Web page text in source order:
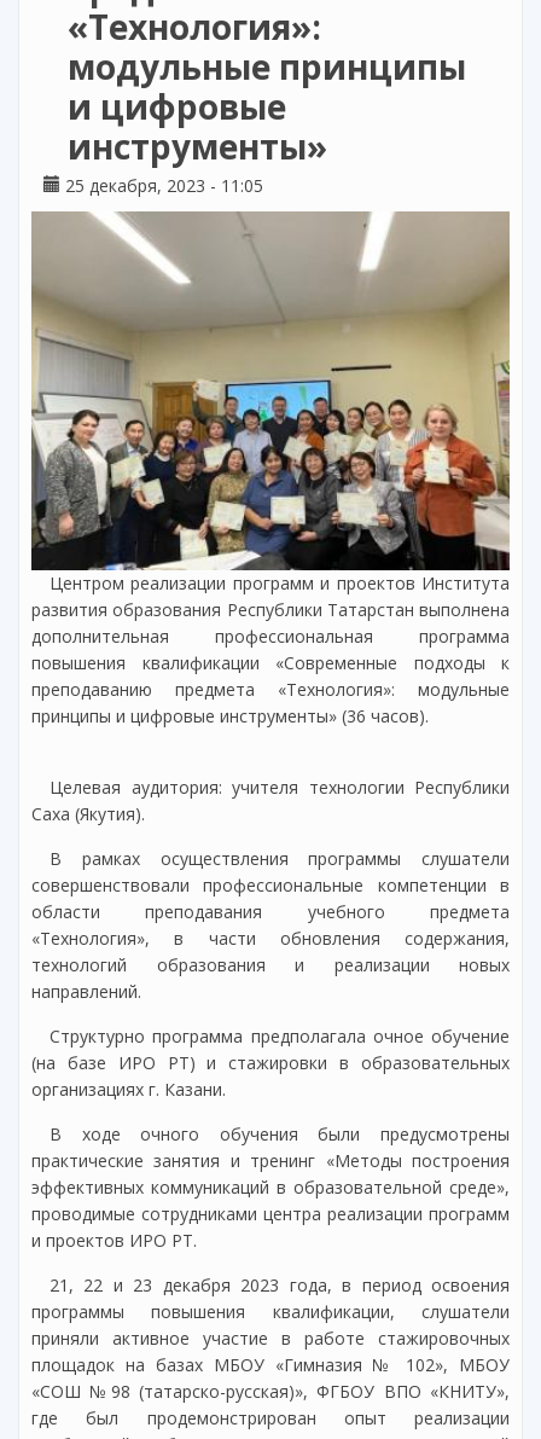
«Технология»:
модульные принципы
и цифровые
инструменты»
25 декабря, 2023 - 11:05
Центром реализации программ и проектов Института
развития образования Республики Татарстан выполнена
дополнительная профессиональная программа
повышения квалификации «Современные подходы к
преподаванию предмета «Технология»: модульные
принципы и цифровые инструменты» (36 часов).
Целевая аудитория: учителя технологии Республики
Саха (Якутия).
В рамках осуществления программы слушатели
совершенствовали профессиональные компетенции в
области преподавания учебного предмета
«Технология», в части обновления содержания,
технологий образования и реализации новых
направлений.
Структурно программа предполагала очное обучение
(на базе ИРО РТ) и стажировки в образовательных
организациях г. Казани.
В ходе очного обучения были предусмотрены
практические занятия и тренинг «Методы построения
эффективных коммуникаций в образовательной среде»,
проводимые сотрудниками центра реализации программ
и проектов ИРО РТ.
21, 22 и 23 декабря 2023 года, в период освоения
программы повышения квалификации, слушатели
приняли активное участие в работе стажировочных
площадок на базах МБОУ «Гимназия № 102», МБОУ
«СОШ №98 (татарско-русская)», ФГБОУ ВПО «КНИТУ»,
где был продемонстрирован опыт реализации